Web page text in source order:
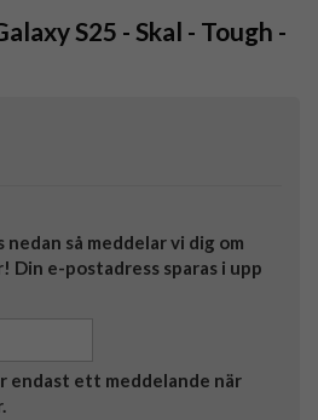
S25 - Skal - Tough -
så meddelar vi dig om
Din e-postadress sparas i upp
endast ett meddelande när